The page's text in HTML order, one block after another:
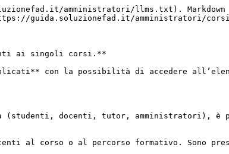
amministratori/llms.txt). Markdown
guida.soluzionefad.it/amministratori/
ai singoli corsi.**
con la possibilità di accedere